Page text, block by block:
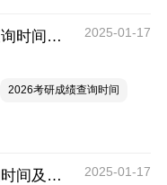
2025年南京工程学院MEM成绩查询时间及入口 2025-01-17
2026考研成绩查询时间
2025年淮阴工学院MEM成绩查询时间及入口 2025-01-17